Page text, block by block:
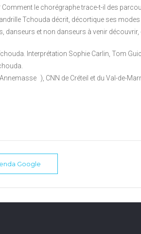
le chorégraphe trace-t-il des
Tchouda décrit, décortique ses
danseurs et non danseurs à venir découvrir,
Interprétation Sophie Carlin, Tom
), CNN de Créteil et du Val-de-
Google